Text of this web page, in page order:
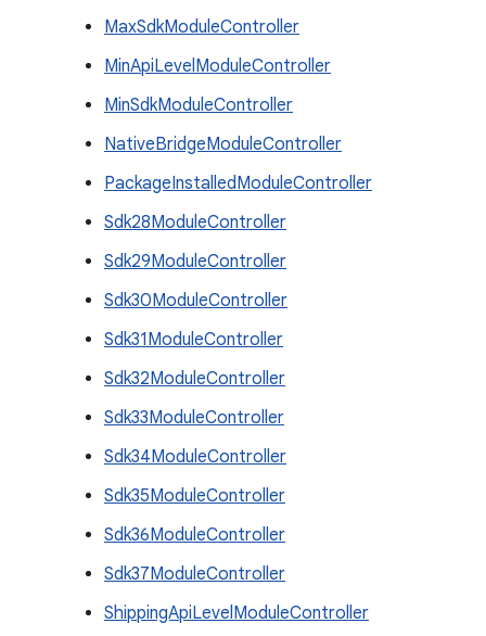
MaxSdkModuleController
MinApiLevelModuleController
MinSdkModuleController
NativeBridgeModuleController
PackageInstalledModuleController
Sdk28ModuleController
Sdk29ModuleController
Sdk30ModuleController
Sdk31ModuleController
Sdk32ModuleController
Sdk33ModuleController
Sdk34ModuleController
Sdk35ModuleController
Sdk36ModuleController
Sdk37ModuleController
ShippingApiLevelModuleController